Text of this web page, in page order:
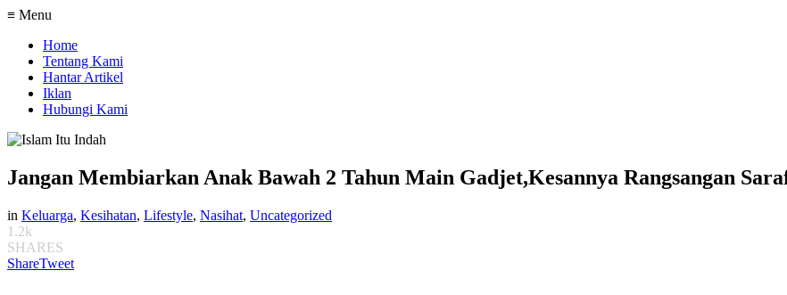
≡ Menu
Home
Tentang Kami
Hantar Artikel
Iklan
Hubungi Kami
Jangan Membiarkan Anak Bawah 2 Tahun Main Gadjet,Kesannya Rangsangan
in Keluarga, Kesihatan, Lifestyle, Nasihat, Uncategorized
1.2k
SHARES
ShareTweet